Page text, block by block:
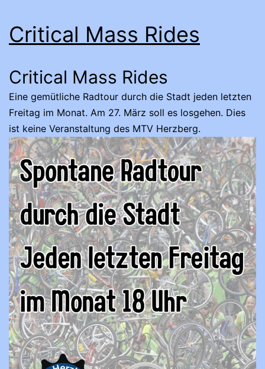
Critical Mass Rides
Critical Mass Rides
Eine gemütliche Radtour durch die Stadt jeden letzten
Freitag im Monat. Am 27. März soll es losgehen. Dies
ist keine Veranstaltung des MTV Herzberg.